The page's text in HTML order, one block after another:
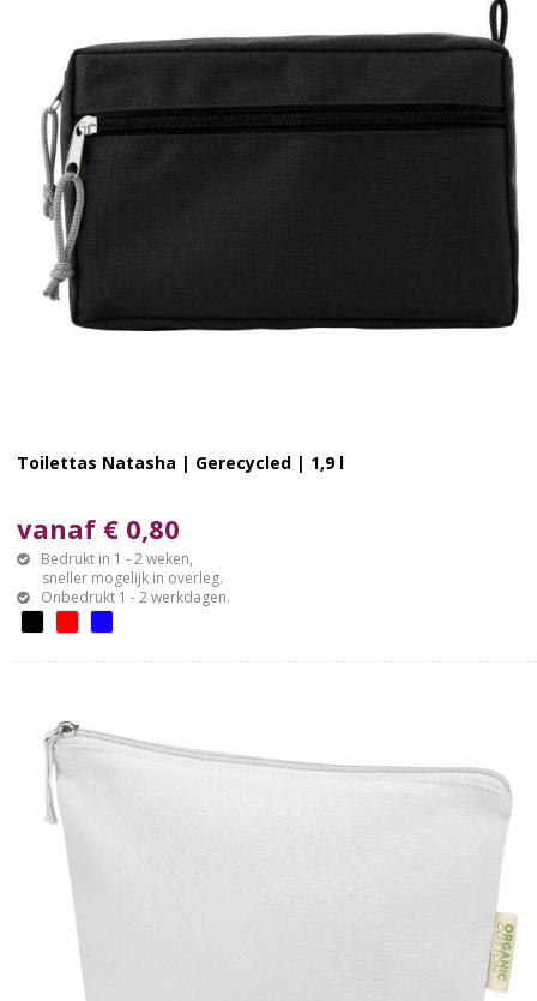
Toilettas Natasha | Gerecycled | 1,9 l
vanaf € 0,80
Bedrukt in 1 - 2 weken,
sneller mogelijk in overleg.
Onbedrukt 1 - 2 werkdagen.